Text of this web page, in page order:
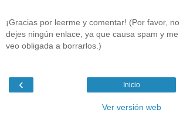
¡Gracias por leerme y comentar! (Por favor, no
dejes ningún enlace, ya que causa spam y me
veo obligada a borrarlos.)
‹ Inicio
Ver versión web